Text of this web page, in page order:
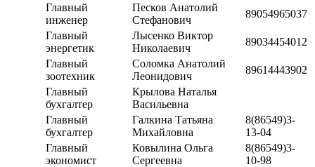
Главный
инженер
Песков Анатолий
Стефанович
89054965037
Главный
энергетик
Лысенко Виктор
Николаевич
89034454012
Главный
зоотехник
Соломка Анатолий
Леонидович
89614443902
Главный
бухгалтер
Крылова Наталья
Васильевна
Главный
бухгалтер
Галкина Татьяна
Михайловна
8(86549)3-
13-04
Главный
экономист
Ковылина Ольга
Сергеевна
8(86549)3-
10-98